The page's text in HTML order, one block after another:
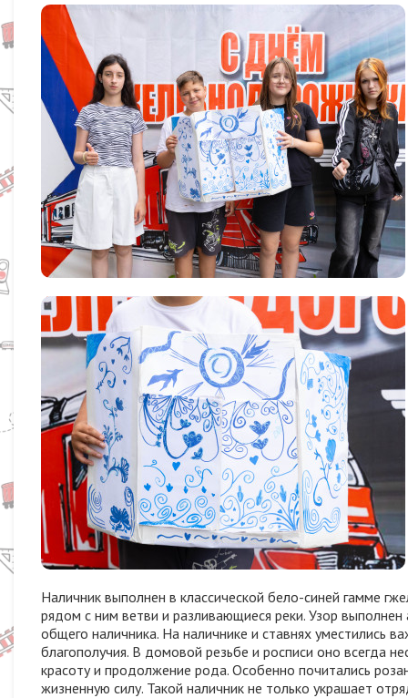
Наличник выполнен в классической бело-синей гамме
рядом с ним ветви и разливающиеся реки. Узор
общего наличника. На наличнике и ставнях уместились
благополучия. В домовой резьбе и росписи оно всегда
красоту и продолжение рода. Особенно почитались
жизненную силу. Такой наличник не только украшает